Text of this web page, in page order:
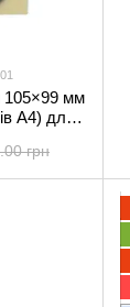
105×99 мм
А4) для
грн